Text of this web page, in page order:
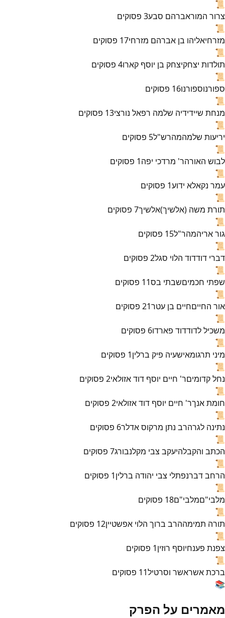
📜
צרור המוראברהם סבע3 פסוקים
📜
מזרחיאליהו בן אברהם מזרחי17 פסוקים
📜
תולדות יצחקיצחק בן יוסף קארו4 פסוקים
📜
ספורנוספורנו16 פסוקים
📜
מנחת שיידידיה שלמה רפאל נורצי13 פסוקים
📜
יריעות שלמהמהרש"ל5 פסוקים
📜
לבוש האורהר' מרדכי יפה1 פסוקים
📜
עמר נקאלא ידוע1 פסוקים
📜
תורת משה (אלשיך)אלשיך7 פסוקים
📜
גור אריהמהר"ל15 פסוקים
📜
דברי דודדוד הלוי סגל2 פסוקים
📜
שפתי חכמיםשבתי בס11 פסוקים
📜
אור החייםחיים בן עטר21 פסוקים
📜
משכיל לדודדוד פארדו6 פסוקים
📜
מיני תרגומאישעיה פיק ברלין1 פסוקים
📜
נחל קדומיםר' חיים יוסף דוד אזולאי2 פסוקים
📜
חומת אנךר' חיים יוסף דוד אזולאי2 פסוקים
📜
נתינה לגרהרב נתן מרקוס אדלר6 פסוקים
📜
הכתב והקבלהיעקב צבי מקלנבורג7 פסוקים
📜
הרחב דברנפתלי צבי יהודה ברלין1 פסוקים
📜
מלבי"םמלבי"ם18 פסוקים
📜
תורה תמימההרב ברוך הלוי אפשטיין12 פסוקים
📜
צפנת פענחיוסף רוזין1 פסוקים
📜
ברכת אשראשר וסרטיל11 פסוקים
📚
מאמרים על הפרק